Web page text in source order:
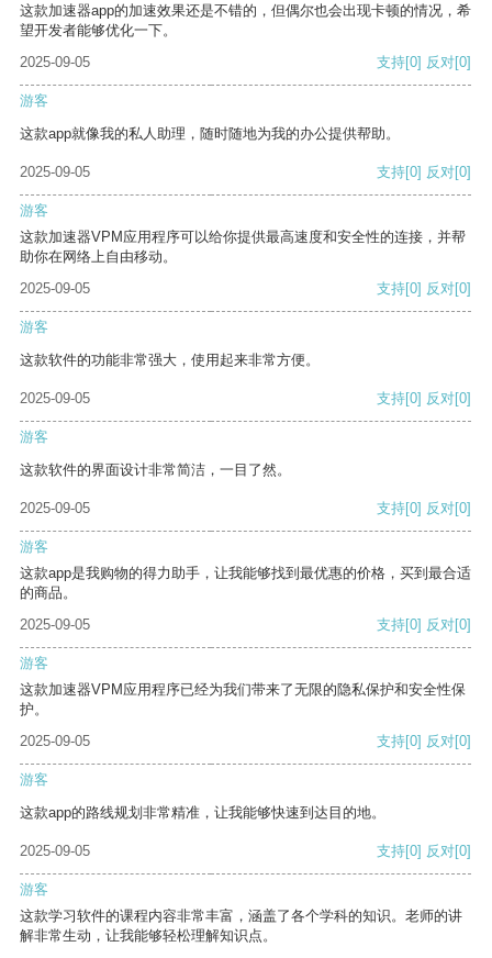
这款加速器app的加速效果还是不错的，但偶尔也会出现卡顿的情况，希
望开发者能够优化一下。
2025-09-05
支持[0] 反对[0]
游客
这款app就像我的私人助理，随时随地为我的办公提供帮助。
2025-09-05 支持[0] 反对[0]
游客
这款加速器VPM应用程序可以给你提供最高速度和安全性的连接，并帮
助你在网络上自由移动。
2025-09-05
支持[0] 反对[0]
游客
这款软件的功能非常强大，使用起来非常方便。
2025-09-05 支持[0] 反对[0]
游客
这款软件的界面设计非常简洁，一目了然。
2025-09-05 支持[0] 反对[0]
游客
这款app是我购物的得力助手，让我能够找到最优惠的价格，买到最合适
的商品。
2025-09-05
支持[0] 反对[0]
游客
这款加速器VPM应用程序已经为我们带来了无限的隐私保护和安全性保
护。
2025-09-05
支持[0] 反对[0]
游客
这款app的路线规划非常精准，让我能够快速到达目的地。
2025-09-05 支持[0] 反对[0]
游客
这款学习软件的课程内容非常丰富，涵盖了各个学科的知识。老师的讲
解非常生动，让我能够轻松理解知识点。